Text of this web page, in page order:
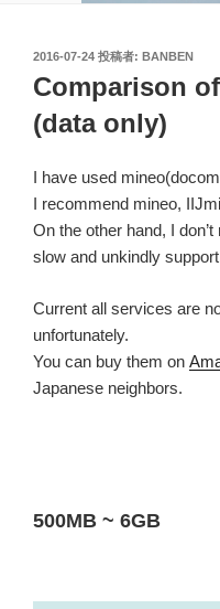
投
稿
日:
2016-07-24 投稿者: BANBEN
Comparison
(data only)
I have used
I recommend mineo,
On the other hand, I
slow and unkindly
Current all services are
unfortunately.
You can buy them on
Japanese neighbors.
500MB ~ 6GB